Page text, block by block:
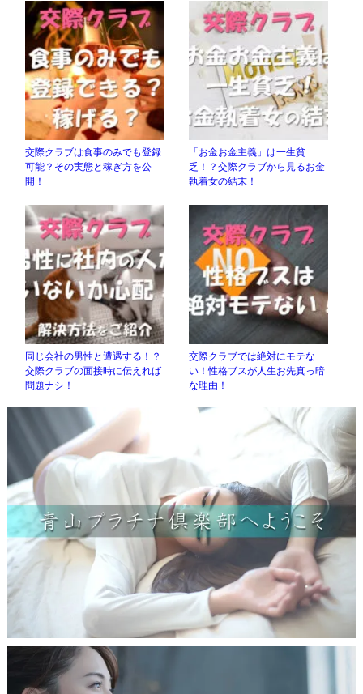
交際クラブは食事のみでも登録
可能？その実態と稼ぎ方を公
開！
「お金お金主義」は一生貧
乏！？交際クラブから見るお金
執着女の結末！
同じ会社の男性と遭遇する！？
交際クラブの面接時に伝えれば
問題ナシ！
交際クラブでは絶対にモテな
い！性格ブスが人生お先真っ暗
な理由！